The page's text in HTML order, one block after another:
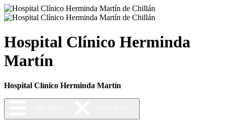
Hospital Clínico Herminda
Martín
Hospital Clínico Herminda Martín